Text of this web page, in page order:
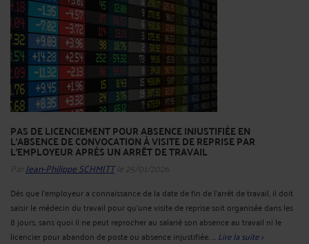
PAS DE LICENCIEMENT POUR ABSENCE INJUSTIFIÉE EN
L'ABSENCE DE CONVOCATION À VISITE DE REPRISE PAR
L'EMPLOYEUR APRÈS UN ARRÊT DE TRAVAIL
Par Jean-Philippe SCHMITTle 25/01/2026
Dès que l’employeur a connaissance de la date de fin de l’arrêt de travail, il doit
saisir le médecin du travail pour qu’une visite de reprise soit organisée dans les
8 jours, sans quoi il ne peut reprocher au salarié son absence au travail ni le
licencier pour abandon de poste ou absence injustifiée. ... Lire la suite >